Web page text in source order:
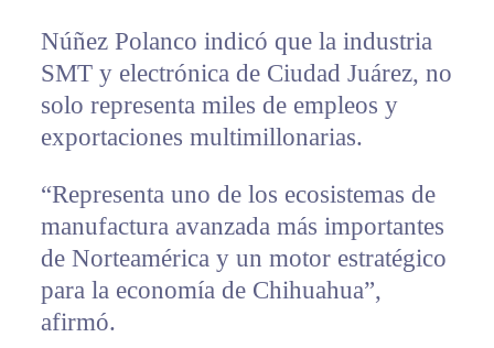
Núñez Polanco indicó que la industria
SMT y electrónica de Ciudad Juárez, no
solo representa miles de empleos y
exportaciones multimillonarias.
“Representa uno de los ecosistemas de
manufactura avanzada más importantes
de Norteamérica y un motor estratégico
para la economía de Chihuahua”,
afirmó.